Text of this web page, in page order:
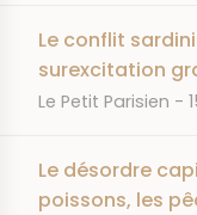
Le conflit
surexcitation
JOURNAL
Le Petit Parisien
Le désordre
poissons, les